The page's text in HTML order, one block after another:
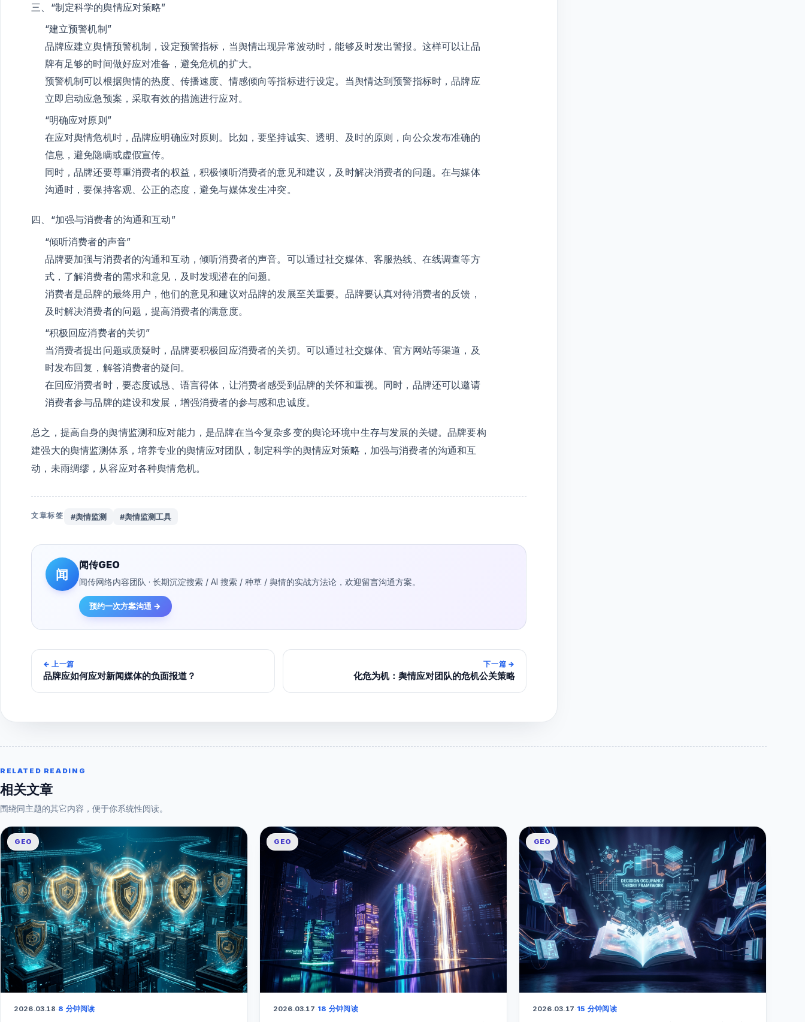
三、“制定科学的舆情应对策略”
“建立预警机制”
品牌应建立舆情预警机制，设定预警指标，当舆情出现异常波动时，能够及时发出警报。这样可以让品
牌有足够的时间做好应对准备，避免危机的扩大。
预警机制可以根据舆情的热度、传播速度、情感倾向等指标进行设定。当舆情达到预警指标时，品牌应
立即启动应急预案，采取有效的措施进行应对。
“明确应对原则”
在应对舆情危机时，品牌应明确应对原则。比如，要坚持诚实、透明、及时的原则，向公众发布准确的
信息，避免隐瞒或虚假宣传。
同时，品牌还要尊重消费者的权益，积极倾听消费者的意见和建议，及时解决消费者的问题。在与媒体
沟通时，要保持客观、公正的态度，避免与媒体发生冲突。
四、“加强与消费者的沟通和互动”
“倾听消费者的声音”
品牌要加强与消费者的沟通和互动，倾听消费者的声音。可以通过社交媒体、客服热线、在线调查等方
式，了解消费者的需求和意见，及时发现潜在的问题。
消费者是品牌的最终用户，他们的意见和建议对品牌的发展至关重要。品牌要认真对待消费者的反馈，
及时解决消费者的问题，提高消费者的满意度。
“积极回应消费者的关切”
当消费者提出问题或质疑时，品牌要积极回应消费者的关切。可以通过社交媒体、官方网站等渠道，及
时发布回复，解答消费者的疑问。
在回应消费者时，要态度诚恳、语言得体，让消费者感受到品牌的关怀和重视。同时，品牌还可以邀请
消费者参与品牌的建设和发展，增强消费者的参与感和忠诚度。
总之，提高自身的舆情监测和应对能力，是品牌在当今复杂多变的舆论环境中生存与发展的关键。品牌要构
建强大的舆情监测体系，培养专业的舆情应对团队，制定科学的舆情应对策略，加强与消费者的沟通和互
动，未雨绸缪，从容应对各种舆情危机。
文章标签 #舆情监测 #舆情监测工具
闻
闻传GEO
闻传网络内容团队 · 长期沉淀搜索 / AI 搜索 / 种草 / 舆情的实战方法论，欢迎留言沟通方案。
预约一次方案沟通 →
← 上一篇
品牌应如何应对新闻媒体的负面报道？
下一篇 →
化危为机：舆情应对团队的危机公关策略
RELATED READING
相关文章
围绕同主题的其它内容，便于你系统性阅读。
GEO
2026.03.18·8 分钟阅读
GEO
2026.03.17·18 分钟阅读
GEO
2026.03.17·15 分钟阅读